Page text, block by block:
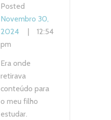
Posted
Novembro 30,
2024
12:54
pm
Era onde
retirava
conteúdo para
o meu filho
estudar.